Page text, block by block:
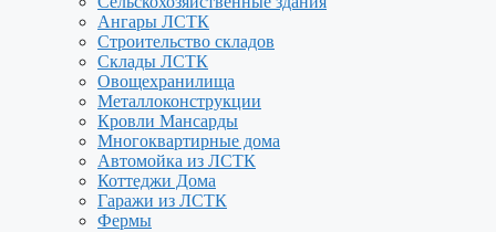
Ангары ЛСТК
Строительство складов
Склады ЛСТК
Овощехранилища
Металлоконструкции
Кровли Мансарды
Многоквартирные дома
Автомойка из ЛСТК
Коттеджи Дома
Гаражи из ЛСТК
Фермы